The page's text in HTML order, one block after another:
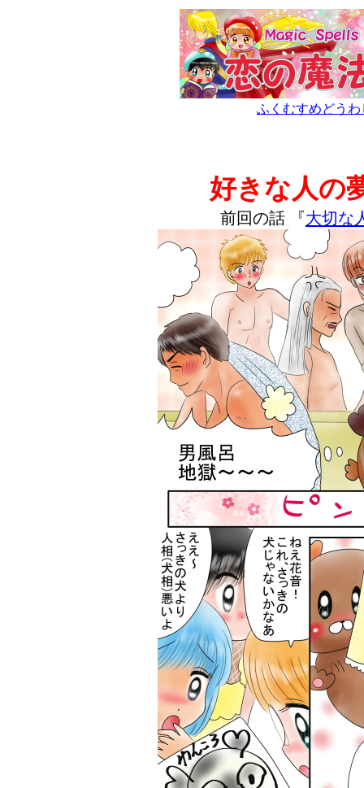
ふくむすめどうわ
好きな人の
前回の話 『大切な